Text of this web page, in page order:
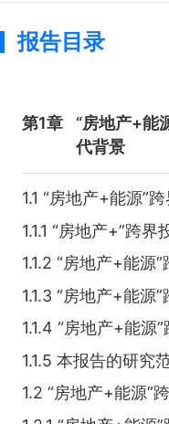
报告目录
第1章
“房地产+能
代背景
1.1 “房地产+能源”
1.1.1 “房地产+”跨
1.1.2 “房地产+能源
1.1.3 “房地产+能源
1.1.4 “房地产+能源
1.1.5 本报告的研究
1.2 “房地产+能源”